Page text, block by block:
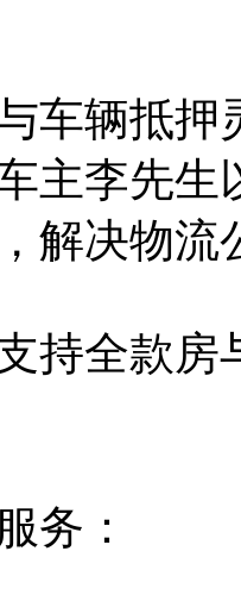
车辆抵押
主李先生
解决物
持全款
务：